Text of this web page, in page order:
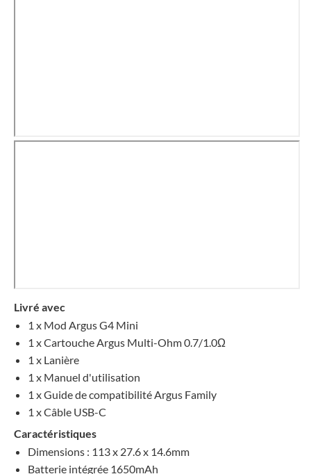
Livré avec
1 x Mod Argus G4 Mini
1 x Cartouche Argus Multi-Ohm 0.7/1.0Ω
1 x Lanière
1 x Manuel d'utilisation
1 x Guide de compatibilité Argus Family
1 x Câble USB-C
Caractéristiques
Dimensions : 113 x 27.6 x 14.6mm
Batterie intégrée 1650mAh